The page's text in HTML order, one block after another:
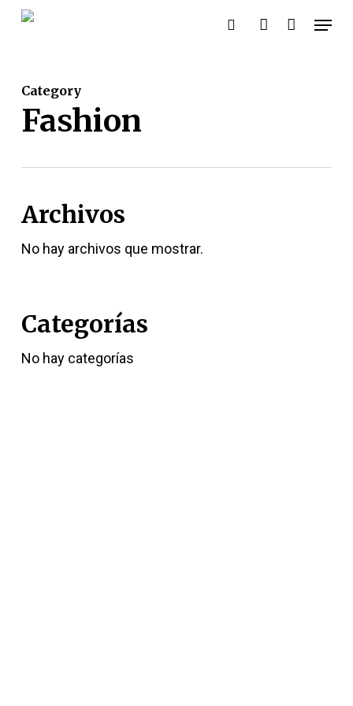
Skip
content
buscar:account
Menu
Category
Fashion
Archivos
No hay archivos que mostrar.
Categorías
No hay categorías